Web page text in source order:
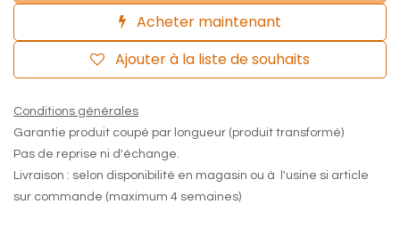
Acheter maintenant
Ajouter à la liste de souhaits
Conditions générales
Garantie produit coupé par longueur (produit transformé)
Pas de reprise ni d'échange.
Livraison : selon disponibilité en magasin ou à l'usine si article
sur commande (maximum 4 semaines)